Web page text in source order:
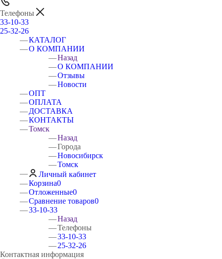
Телефоны
33-10-33
25-32-26
КАТАЛОГ
О КОМПАНИИ
Назад
О КОМПАНИИ
Отзывы
Новости
ОПТ
ОПЛАТА
ДОСТАВКА
КОНТАКТЫ
Томск
Назад
Города
Новосибирск
Томск
Личный кабинет
Корзина0
Отложенные0
Сравнение товаров0
33-10-33
Назад
Телефоны
33-10-33
25-32-26
Контактная информация